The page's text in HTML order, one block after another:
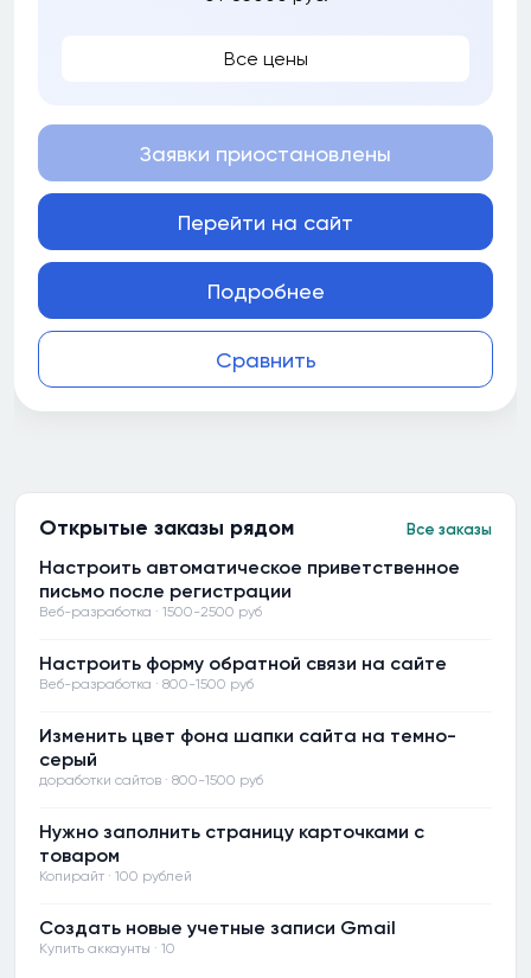
Все цены
Сравнить
Заявки приостановлены
Перейти на сайт
Подробнее
Открытые заказы рядом Все заказы
Настроить автоматическое приветственное
письмо после регистрации
Веб-разработка · 1500-2500 руб
Настроить форму обратной связи на сайте
Веб-разработка · 800-1500 руб
Изменить цвет фона шапки сайта на темно-
серый
доработки сайтов · 800-1500 руб
Нужно заполнить страницу карточками с
товаром
Копирайт · 100 рублей
Создать новые учетные записи Gmail
Купить аккаунты · 10